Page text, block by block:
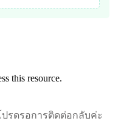
รดรอการติดต่อกลับค่ะ